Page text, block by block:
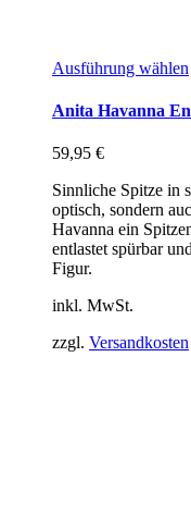
Ausführung wählen
Anita Havanna
59,95 €
Sinnliche Spitze in
optisch, sondern
Havanna ein
entlastet spürbar
Figur.
inkl. MwSt.
zzgl. Versandkosten